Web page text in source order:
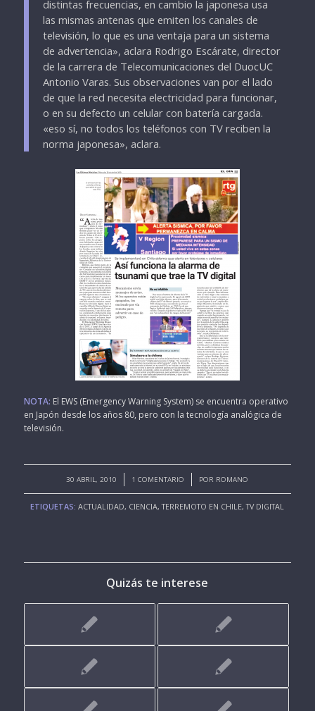
distintas frecuencias, en cambio la japonesa usa
las mismas antenas que emiten los canales de
televisión, lo que es una ventaja para un sistema
de advertencia», aclara Rodrigo Escárate, director
de la carrera de Telecomunicaciones del DuocUC
Antonio Varas. Sus observaciones van por el lado
de que la red necesita electricidad para funcionar,
o en su defecto un celular con batería cargada.
«eso sí, no todos los teléfonos con TV reciben la
norma japonesa», aclara.
NOTA: El EWS (Emergency Warning System) se encuentra operativo
en Japón desde los años 80, pero con la tecnología analógica de
televisión.
30 ABRIL, 2010
/ 1 COMENTARIO
/ POR ROMANO
ETIQUETAS: ACTUALIDAD, CIENCIA,TERREMOTO EN CHILE,TV DIGITAL
Quizás te interese